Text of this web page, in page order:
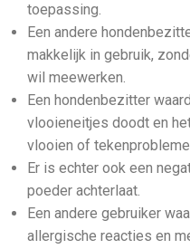
toepassing.
Een andere
makkelijk in gebruik,
wil meewerken.
Een hondenbezitter
vlooieneitjes doodt en
vlooien of
Er is echter ook een
poeder achterlaat.
Een andere gebruiker
allergische reacties en